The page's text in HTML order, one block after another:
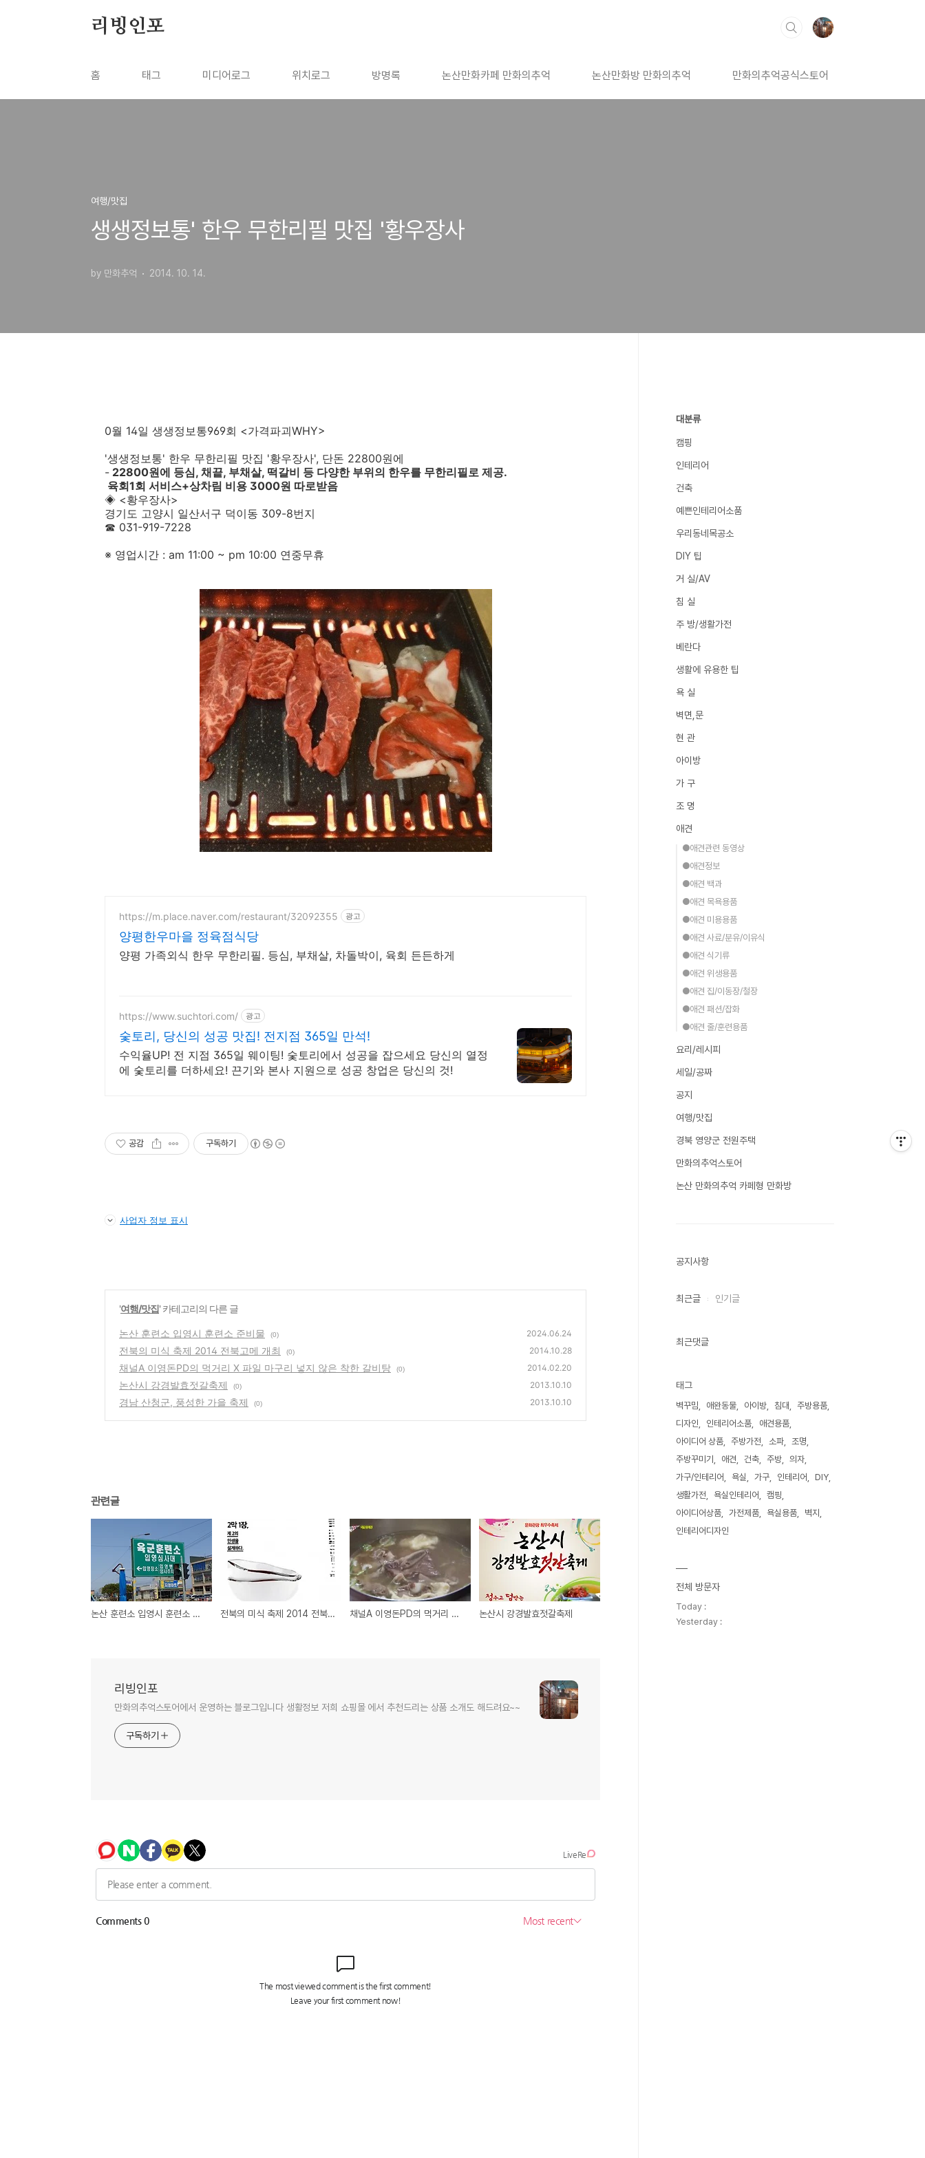
리빙인포
홈 태그 미디어로그 위치로그 방명록 논산만화카페 만화의추억 논산만화방 만화의추억 만화의추억공식스토어
여행/맛집
생생정보통' 한우 무한리필 맛집 '황우장사
by 만화추억 2014. 10. 14.
0월 14일 생생정보통969회 <가격파괴WHY>
'생생정보통' 한우 무한리필 맛집 '황우장사', 단돈 22800원에
- 22800원에 등심, 채끝, 부채살, 떡갈비 등 다양한 부위의 한우를 무한리필로 제공.
육회1회 서비스+상차림 비용 3000원 따로받음
◈ <황우장사>
경기도 고양시 일산서구 덕이동 309-8번지
☎ 031-919-7228
※ 영업시간 : am 11:00 ~ pm 10:00 연중무휴
https://m.place.naver.com/restaurant/32092355 광고
양평한우마을 정육점식당
양평 가족외식 한우 무한리필. 등심, 부채살, 차돌박이, 육회 든든하게
https://www.suchtori.com/ 광고
숯토리, 당신의 성공 맛집! 전지점 365일 만석!
수익율UP! 전 지점 365일 웨이팅! 숯토리에서 성공을 잡으세요 당신의 열정
에 숯토리를 더하세요! 끈기와 본사 지원으로 성공 창업은 당신의 것!
공감 구독하기
사업자 정보 표시
'여행/맛집' 카테고리의 다른 글
논산 훈련소 입영시 훈련소 준비물 (0) 2024.06.24
전북의 미식 축제 2014 전북고메 개최 (0) 2014.10.28
채널A 이영돈PD의 먹거리 X 파일 마구리 넣지 않은 착한 갈비탕 (0) 2014.02.20
논산시 강경발효젓갈축제 (0) 2013.10.10
경남 산청군, 풍성한 가을 축제 (0) 2013.10.10
관련글
논산 훈련소 입영시 훈련소 준비물 전북의 미식 축제 2014 전북고메 개최 채널A 이영돈PD의 먹거리 X 파일 마구리 넣지 않은 착한 갈비탕 논산시 강경발효젓갈축제
리빙인포
만화의추억스토어에서 운영하는 블로그입니다 생활정보 저희 쇼핑몰 에서 추천드리는 상품 소개도 해드려요~~
구독하기
대분류
캠핑
인테리어
건축
예쁜인테리어소품
우리동네목공소
DIY 팁
거 실/AV
침 실
주 방/생활가전
베란다
생활에 유용한 팁
욕 실
벽면,문
현 관
아이방
가 구
조 명
애견
●애견관련 동영상
●애견정보
●애견 백과
●애견 목욕용품
●애견 미용용품
●애견 사료/분유/이유식
●애견 식기류
●애견 위생용품
●애견 집/이동장/철장
●애견 패션/잡화
●애견 줄/훈련용품
요리/레시피
세일/공짜
공지
여행/맛집
경북 영양군 전원주택
만화의추억스토어
논산 만화의추억 카페형 만화방
공지사항
최근글 인기글
최근댓글
태그
벽꾸밈 애완동물 아이방 침대
주방용품
디자인
인테리어소품
애견용품
아이디어 상품
주방가전 소파
조명
주방꾸미기
애견 건축 주방
의자
가구/인테리어
욕실 가구 인테리어
DIY
생활가전
욕실인테리어
캠핑
아이디어상품
가전제품 욕실용품
벽지
인테리어디자인
전체 방문자
Today :
Yesterday :